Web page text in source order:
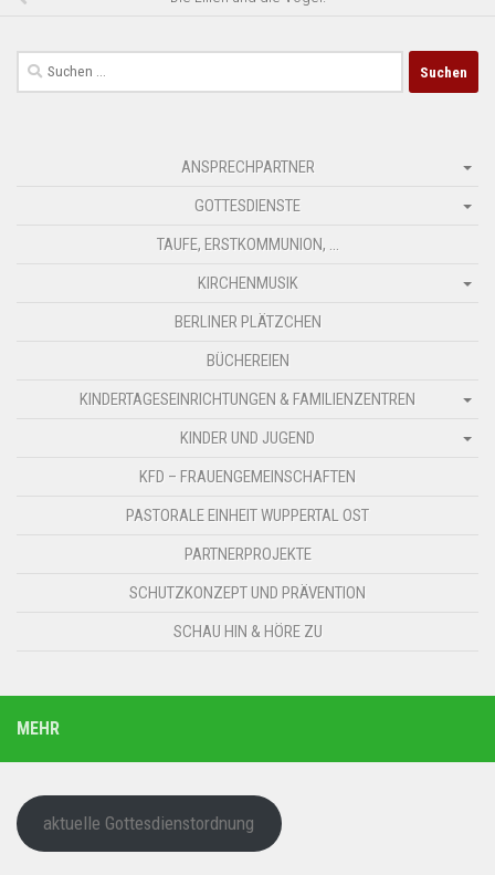
Suchen
nach:
ANSPRECHPARTNER
GOTTESDIENSTE
TAUFE, ERSTKOMMUNION, …
KIRCHENMUSIK
BERLINER PLÄTZCHEN
BÜCHEREIEN
KINDERTAGESEINRICHTUNGEN & FAMILIENZENTREN
KINDER UND JUGEND
KFD – FRAUENGEMEINSCHAFTEN
PASTORALE EINHEIT WUPPERTAL OST
PARTNERPROJEKTE
SCHUTZKONZEPT UND PRÄVENTION
SCHAU HIN & HÖRE ZU
MEHR
aktuelle Gottesdienstordnung